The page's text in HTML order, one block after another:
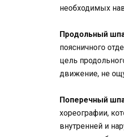
необходимых
Продольный
поясничного
цель
движение, не
Поперечный
хореографии,
внутренней и